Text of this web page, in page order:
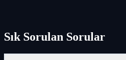
Sık Sorulan Sorular